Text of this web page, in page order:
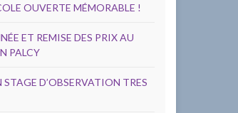
OUVERTE MÉMORABLE !
ET REMISE DES PRIX AU
PALCY
STAGE D’OBSERVATION TRES